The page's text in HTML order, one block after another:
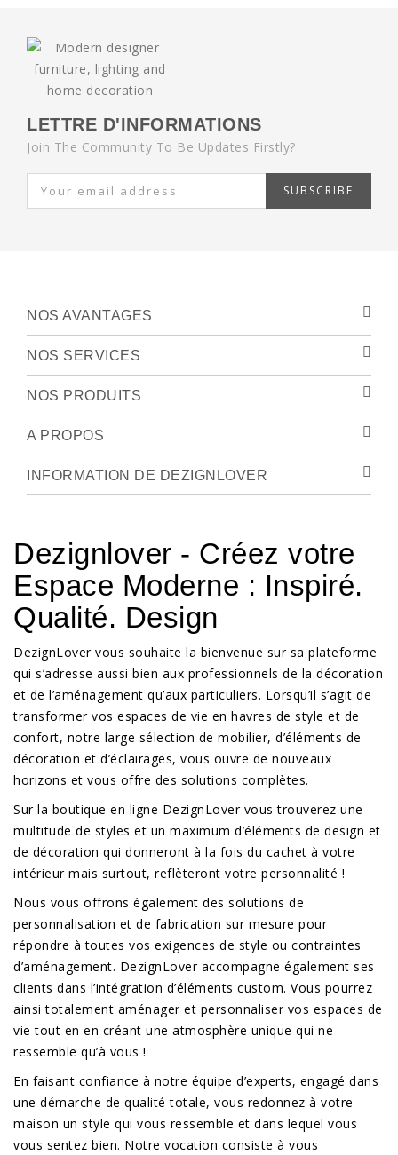
LETTRE D'INFORMATIONS
Join The Community To Be Updates Firstly?
SUBSCRIBE
NOS AVANTAGES
NOS SERVICES
NOS PRODUITS
A PROPOS
INFORMATION DE DEZIGNLOVER
Dezignlover - Créez votre
Espace Moderne : Inspiré.
Qualité. Design
DezignLover vous souhaite la bienvenue sur sa plateforme
qui s’adresse aussi bien aux professionnels de la décoration
et de l’aménagement qu’aux particuliers. Lorsqu’il s’agit de
transformer vos espaces de vie en havres de style et de
confort, notre large sélection de mobilier, d’éléments de
décoration et d’éclairages, vous ouvre de nouveaux
horizons et vous offre des solutions complètes.
Sur la boutique en ligne DezignLover vous trouverez une
multitude de styles et un maximum d’éléments de design et
de décoration qui donneront à la fois du cachet à votre
intérieur mais surtout, reflèteront votre personnalité !
Nous vous offrons également des solutions de
personnalisation et de fabrication sur mesure pour
répondre à toutes vos exigences de style ou contraintes
d’aménagement. DezignLover accompagne également ses
clients dans l’intégration d’éléments custom. Vous pourrez
ainsi totalement aménager et personnaliser vos espaces de
vie tout en en créant une atmosphère unique qui ne
ressemble qu’à vous !
En faisant confiance à notre équipe d’experts, engagé dans
une démarche de qualité totale, vous redonnez à votre
maison un style qui vous ressemble et dans lequel vous
vous sentez bien. Notre vocation consiste à vous